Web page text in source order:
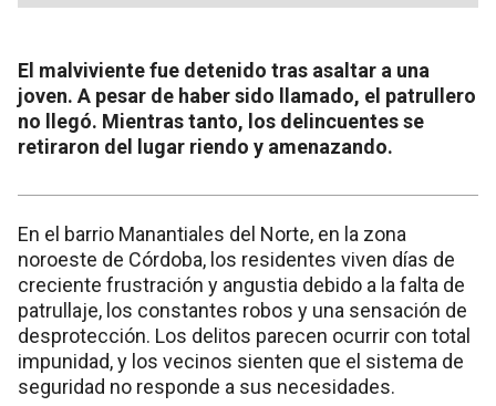
El malviviente fue detenido tras asaltar a una
joven. A pesar de haber sido llamado, el patrullero
no llegó. Mientras tanto, los delincuentes se
retiraron del lugar riendo y amenazando.
En el barrio Manantiales del Norte, en la zona
noroeste de Córdoba, los residentes viven días de
creciente frustración y angustia debido a la falta de
patrullaje, los constantes robos y una sensación de
desprotección. Los delitos parecen ocurrir con total
impunidad, y los vecinos sienten que el sistema de
seguridad no responde a sus necesidades.